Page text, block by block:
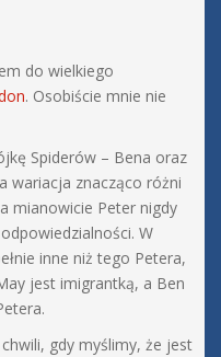
do wielkiego
. Osobiście mnie nie
Spiderów – Bena oraz
wariacja znacząco różni
mianowicie Peter nigdy
W
inne niż tego Petera,
jest imigrantką, a Ben
gdy myślimy, że jest